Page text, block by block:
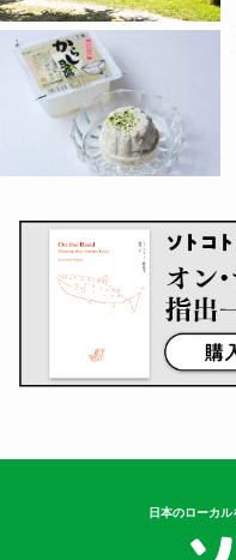
日本のローカル